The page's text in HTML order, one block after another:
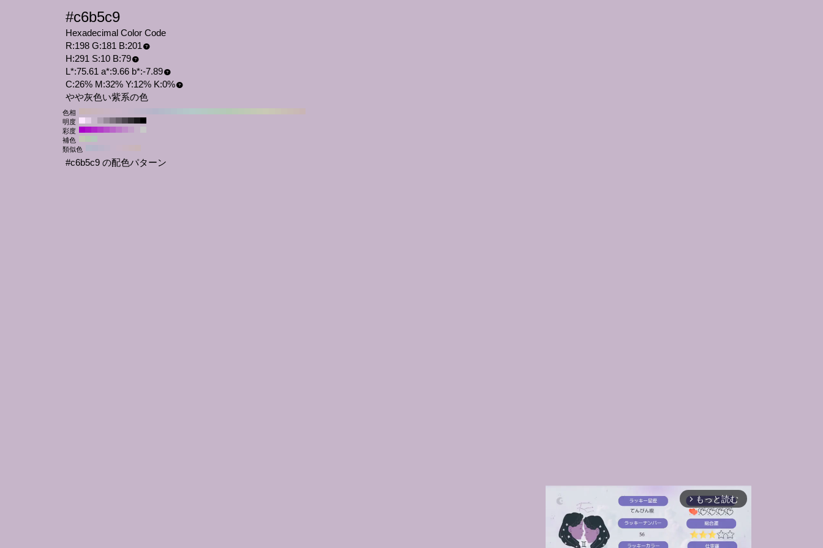
#c6b5c9
Hexadecimal Color Code
R:198 G:181 B:201
H:291 S:10 B:79
L*:75.61 a*:9.66 b*:-7.89
C:26% M:32% Y:12% K:0%
やや灰色い紫系の色
色相
明度
彩度
補色
類似色
#c6b5c9 の配色パターン
arrow_forward_ios もっと読む